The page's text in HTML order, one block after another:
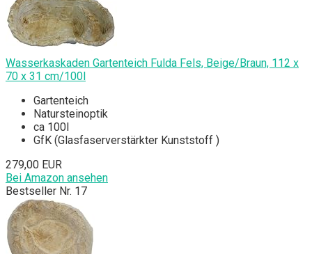
Wasserkaskaden Gartenteich Fulda Fels, Beige/Braun, 112 x
70 x 31 cm/100l
Gartenteich
Natursteinoptik
ca 100l
GfK (Glasfaserverstärkter Kunststoff )
279,00 EUR
Bei Amazon ansehen
Bestseller Nr. 17